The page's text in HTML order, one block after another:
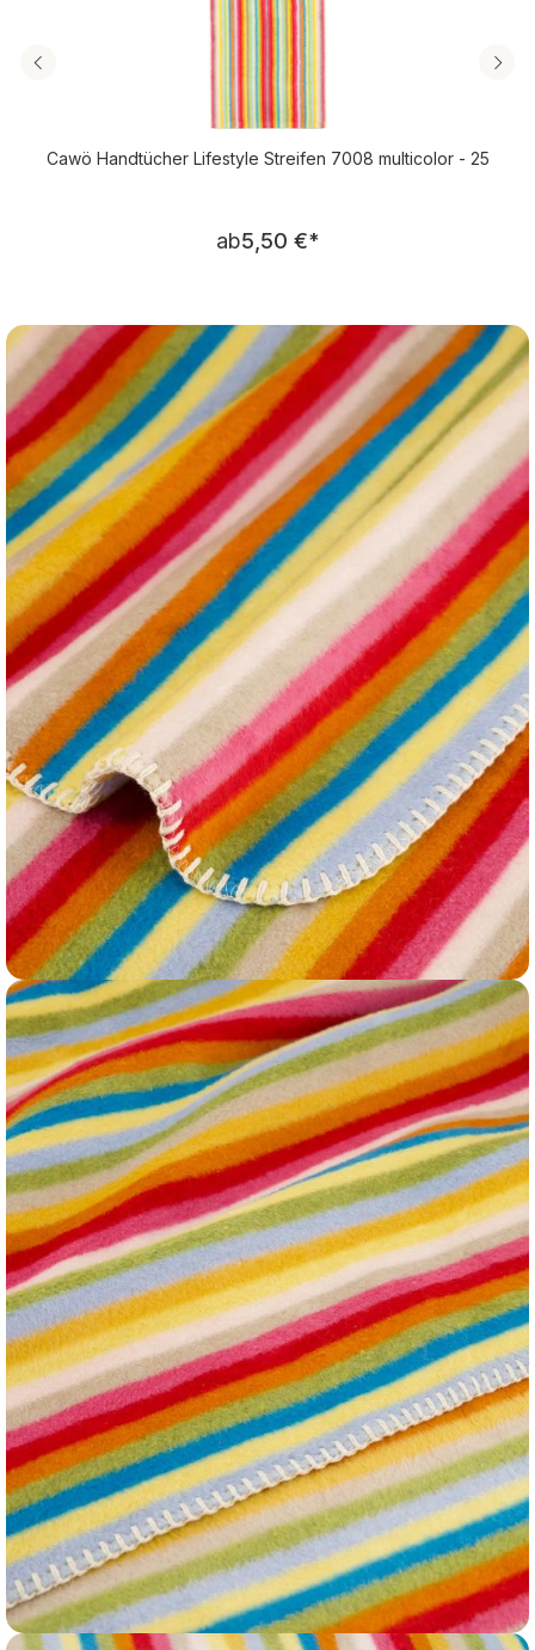
Cawö Handtücher Lifestyle Streifen 7008 multicolor - 25
Regulärer Preis:
ab5,50 €*